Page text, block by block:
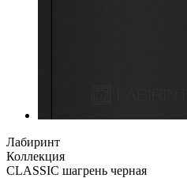
Лабиринт
Коллекция
CLASSIC шагрень черная